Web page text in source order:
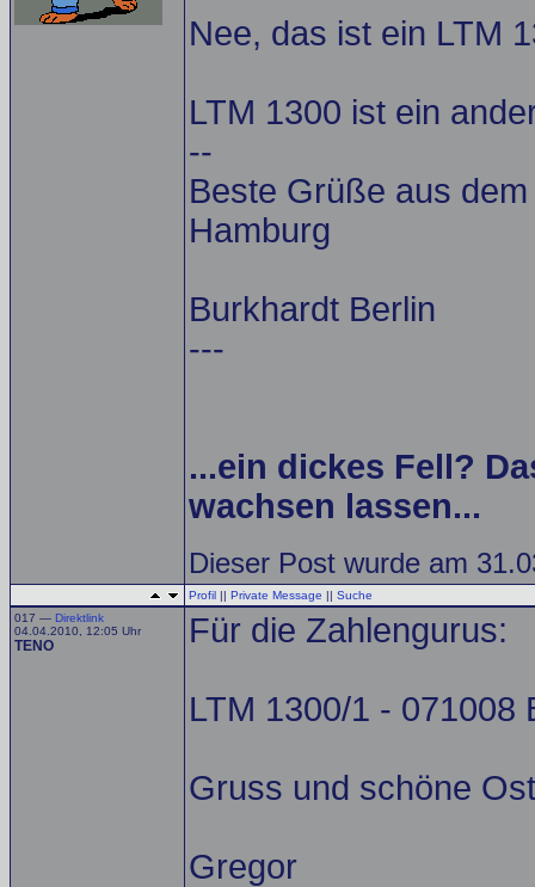
Nee, das ist ein LTM
LTM 1300 ist ein
--
Beste Grüße aus
Hamburg
Burkhardt Berlin
---
...ein dickes Fell?
wachsen lassen...
Dieser Post wurde am
Profil || Private Message || Suche
017 — Direktlink
04.04.2010, 12:05 Uhr
TENO Für die Zahlengurus:
LTM 1300/1 - 071008
Gruss und schöne
Gregor